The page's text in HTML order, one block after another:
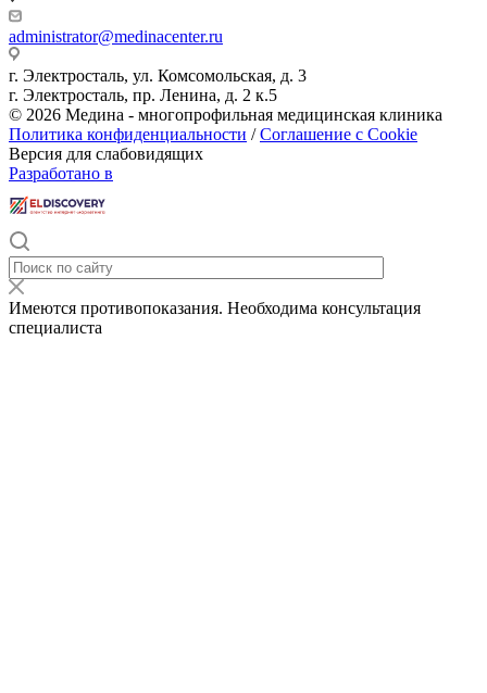
administrator@medinacenter.ru
г. Электросталь, ул. Комсомольская, д. 3
г. Электросталь, пр. Ленина, д. 2 к.5
© 2026 Медина - многопрофильная медицинская клиника
Политика конфиденциальности /Соглашение с Cookie
Версия для слабовидящих
Разработано в
Имеются противопоказания. Необходима консультация
специалиста